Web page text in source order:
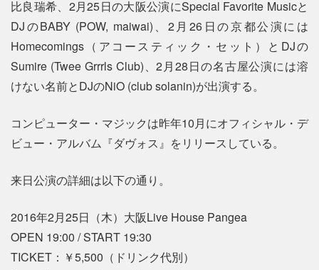
比良瑞希、2月25日の大阪公演にSpecial Favorite Musicと
DJのBABY (POW, maiwai)、2月26日の京都公演には
Homecomings（アコースティック・セット）とDJの
Sumire (Twee Grrrls Club)、2月28日の名古屋公演には溶
けない名前とDJのNiO (club solanin)が出演する。
コンピューター・マジックは昨年10月にオフィシャル・デ
ビュー・アルバム『ダヴォス』をリリースしている。
来日公演の詳細は以下の通り。
2016年2月25日（木）大阪Live House Pangea
OPEN 19:00 / START 19:30
TICKET：￥5,500（ドリンク代別）